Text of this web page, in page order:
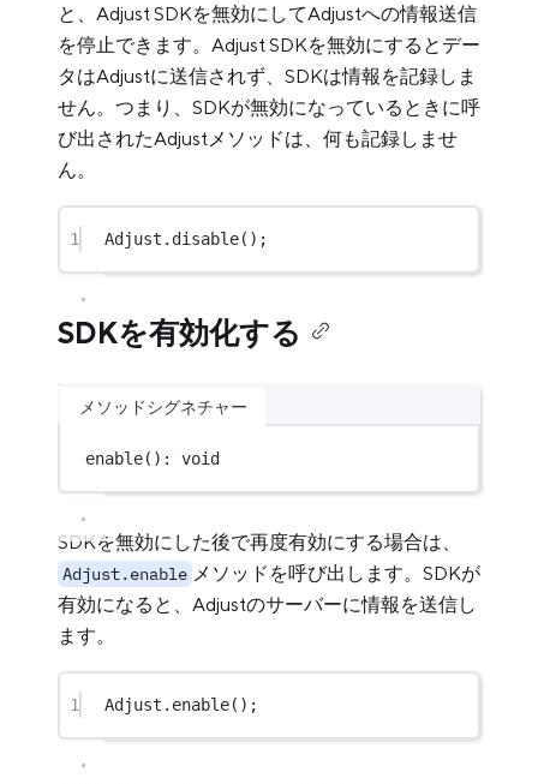
と、Adjust SDKを無効にしてAdjustへの情報送信
を停止できます。Adjust SDKを無効にするとデー
タはAdjustに送信されず、SDKは情報を記録しま
せん。つまり、SDKが無効になっているときに呼
び出されたAdjustメソッドは、何も記録しませ
ん。
1 Adjust. disable();
SDKを有効化する
メソッドシグネチャー
enable(): void
SDKを無効にした後で再度有効にする場合は、
Adjust.enable メソッドを呼び出します。SDKが
有効になると、Adjustのサーバーに情報を送信し
ます。
1 Adjust. enable();